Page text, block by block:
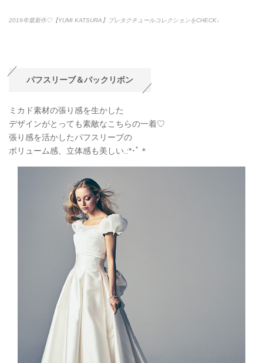
2019年最新作♡【YUMI KATSURA】プレタクチュールコレクションをCHECK♩
パフスリーブ＆バックリボン
ミカド素材の張り感を生かした
デザインがとっても素敵なこちらの一着♡
張り感を活かしたパフスリーブの
ボリューム感、立体感も美しい.:*･ﾟ＊